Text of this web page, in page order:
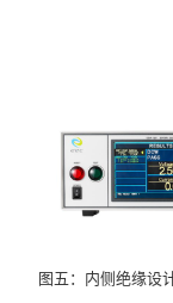
图五：内侧绝缘设